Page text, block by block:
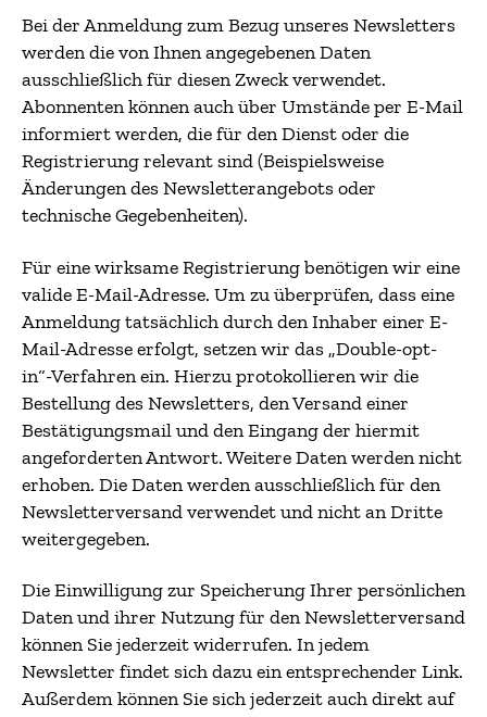
Bei der Anmeldung zum Bezug unseres Newsletters
werden die von Ihnen angegebenen Daten
ausschließlich für diesen Zweck verwendet.
Abonnenten können auch über Umstände per E-Mail
informiert werden, die für den Dienst oder die
Registrierung relevant sind (Beispielsweise
Änderungen des Newsletterangebots oder
technische Gegebenheiten).
Für eine wirksame Registrierung benötigen wir eine
valide E-Mail-Adresse. Um zu überprüfen, dass eine
Anmeldung tatsächlich durch den Inhaber einer E-
Mail-Adresse erfolgt, setzen wir das „Double-opt-
in“-Verfahren ein. Hierzu protokollieren wir die
Bestellung des Newsletters, den Versand einer
Bestätigungsmail und den Eingang der hiermit
angeforderten Antwort. Weitere Daten werden nicht
erhoben. Die Daten werden ausschließlich für den
Newsletterversand verwendet und nicht an Dritte
weitergegeben.
Die Einwilligung zur Speicherung Ihrer persönlichen
Daten und ihrer Nutzung für den Newsletterversand
können Sie jederzeit widerrufen. In jedem
Newsletter findet sich dazu ein entsprechender Link.
Außerdem können Sie sich jederzeit auch direkt auf